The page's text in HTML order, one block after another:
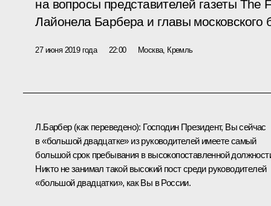
на вопросы представителей газеты The
Лайонела Барбера и главы
27 июня 2019 года 22:00 Москва, Кремль
Л.Барбер (как переведено): Господин Президент, Вы сейчас
в «большой двадцатке» из руководителей имеете самый
большой срок пребывания в высокопоставленной
Никто не занимал такой высокий пост среди руководителей
«большой двадцатки», как Вы в России.